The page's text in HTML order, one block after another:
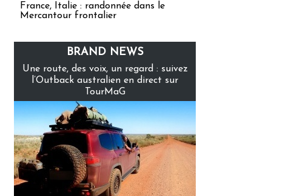
France, Italie : randonnée dans le
Mercantour frontalier
BRAND NEWS
Une route, des voix, un regard : suivez
l’Outback australien en direct sur
TourMaG